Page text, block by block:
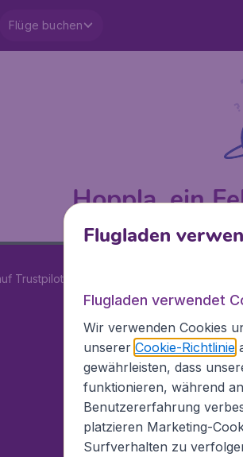
Flüge buchen
Hoppla, ein
Trustpilot mit
Flugladen.at
Über Flugladen.at
Rechtliche
Impressum
Partnerprogramm
Flugladen
Flugladen verwendet
Wir verwenden Cookies
unserer Cookie-Richtlinie
gewährleisten, dass
funktionieren, während
Benutzererfahrung
platzieren Marketing-
Surfverhalten zu